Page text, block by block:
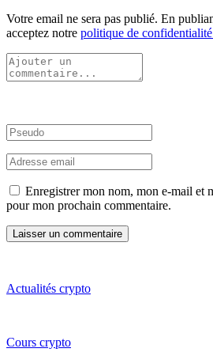
Votre email ne sera pas publié. En
acceptez notre politique de
Enregistrer mon nom, mon e-mail et
pour mon prochain commentaire.
Actualités crypto
Cours crypto